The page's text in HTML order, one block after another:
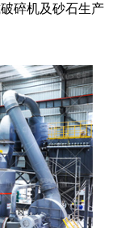
碎机及砂石生产